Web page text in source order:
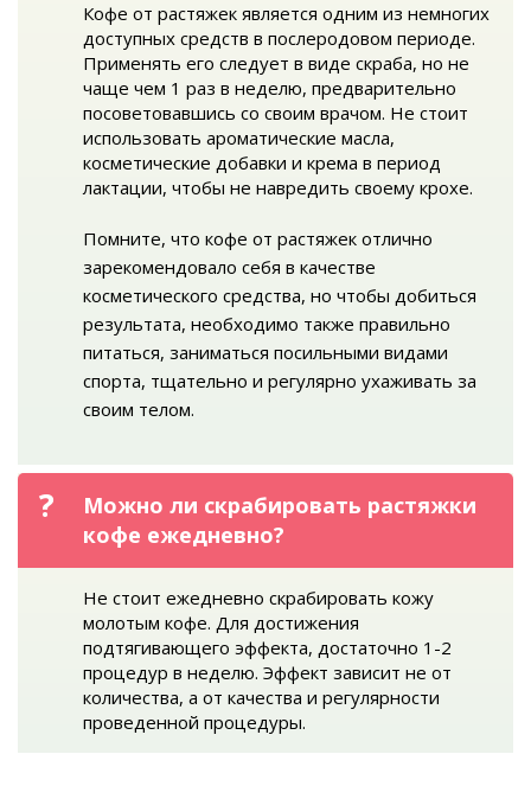
Кофе от растяжек является одним из немногих
доступных средств в послеродовом периоде.
Применять его следует в виде скраба, но не
чаще чем 1 раз в неделю, предварительно
посоветовавшись со своим врачом. Не стоит
использовать ароматические масла,
косметические добавки и крема в период
лактации, чтобы не навредить своему крохе.
Помните, что кофе от растяжек отлично
зарекомендовало себя в качестве
косметического средства, но чтобы добиться
результата, необходимо также правильно
питаться, заниматься посильными видами
спорта, тщательно и регулярно ухаживать за
своим телом.
Можно ли скрабировать растяжки
кофе ежедневно?
Не стоит ежедневно скрабировать кожу
молотым кофе. Для достижения
подтягивающего эффекта, достаточно 1-2
процедур в неделю. Эффект зависит не от
количества, а от качества и регулярности
проведенной процедуры.